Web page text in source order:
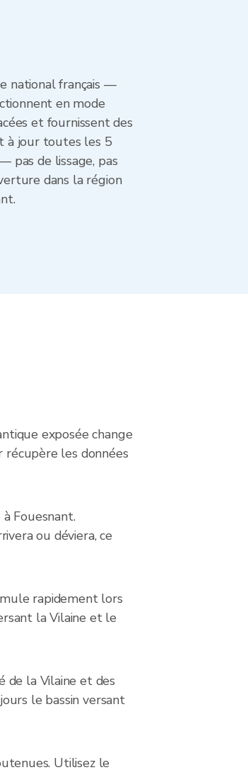
national français —
en mode
et fournissent des
à jour toutes les 5
pas de lissage, pas
dans la région
exposée change
les données
Fouesnant.
ou déviera, ce
rapidement lors
la Vilaine et le
de la Vilaine et des
le bassin versant
Utilisez le